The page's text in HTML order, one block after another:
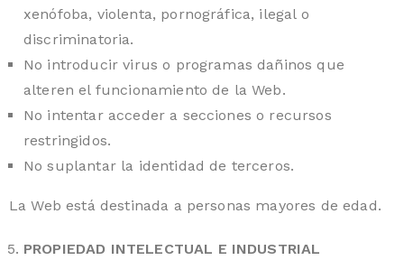
xenófoba, violenta, pornográfica, ilegal o
discriminatoria.
No introducir virus o programas dañinos que
alteren el funcionamiento de la Web.
No intentar acceder a secciones o recursos
restringidos.
No suplantar la identidad de terceros.
La Web está destinada a personas mayores de edad.
PROPIEDAD INTELECTUAL E INDUSTRIAL